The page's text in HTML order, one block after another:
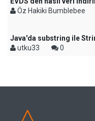
Öz Hakiki Bumblebee
Java'da substring ile
utku33
0